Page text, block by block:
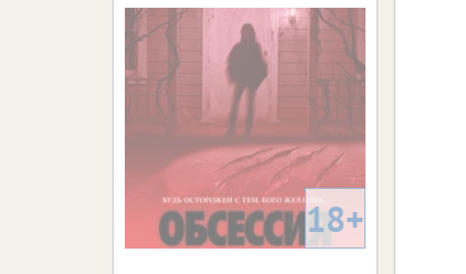
18+